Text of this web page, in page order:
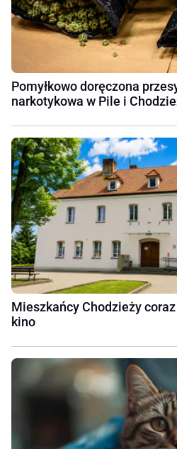
Pomyłkowo doręczona
narkotykowa w Pile i
Mieszkańcy Chodzieży
kino